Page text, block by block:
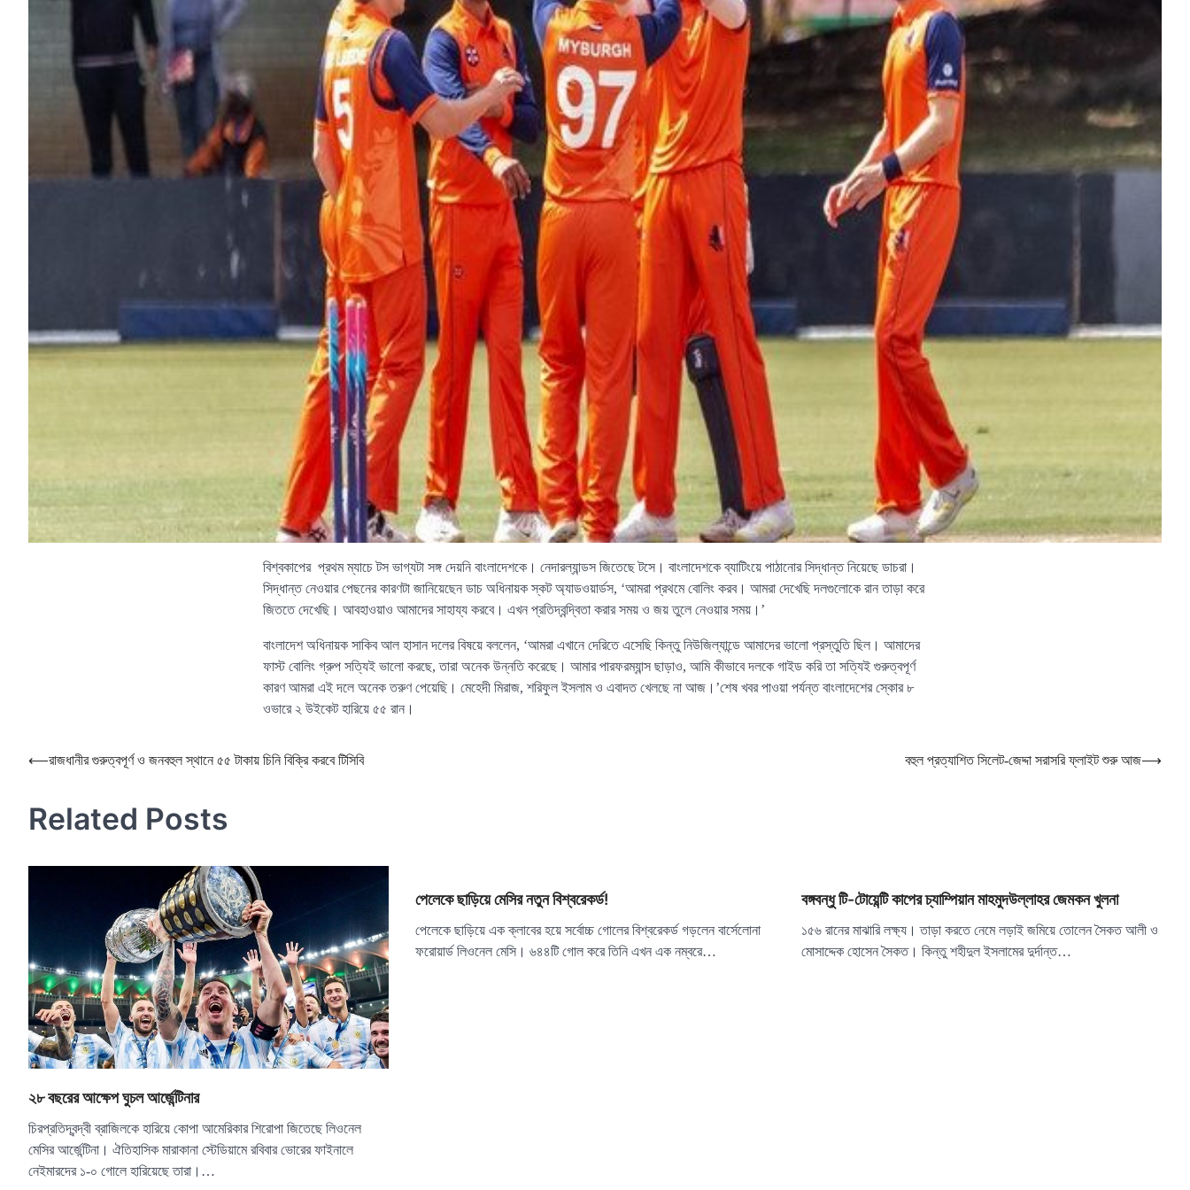
বিশ্বকাপের প্রথম ম্যাচে টস ভাগ্যটা সঙ্গ দেয়নি বাংলাদেশকে। নেদারল্যান্ডস জিতেছে টসে। বাংলাদেশকে ব্যাটিংয়ে পাঠানোর সিদ্ধান্ত নিয়েছে ডাচরা।
সিদ্ধান্ত নেওয়ার পেছনের কারণটা জানিয়েছেন ডাচ অধিনায়ক স্কট অ্যাডওয়ার্ডস, ‘আমরা প্রথমে বোলিং করব। আমরা দেখেছি দলগুলোকে রান তাড়া করে
জিততে দেখেছি। আবহাওয়াও আমাদের সাহায্য করবে। এখন প্রতিদ্বন্দ্বিতা করার সময় ও জয় তুলে নেওয়ার সময়।’
বাংলাদেশ অধিনায়ক সাকিব আল হাসান দলের বিষয়ে বললেন, ‘আমরা এখানে দেরিতে এসেছি কিন্তু নিউজিল্যান্ডে আমাদের ভালো প্রস্তুতি ছিল। আমাদের
ফাস্ট বোলিং গ্রুপ সত্যিই ভালো করছে, তারা অনেক উন্নতি করেছে। আমার পারফরম্যান্স ছাড়াও, আমি কীভাবে দলকে গাইড করি তা সত্যিই গুরুত্বপূর্ণ
কারণ আমরা এই দলে অনেক তরুণ পেয়েছি। মেহেদী মিরাজ, শরিফুল ইসলাম ও এবাদত খেলছে না আজ।’শেষ খবর পাওয়া পর্যন্ত বাংলাদেশের স্কোর ৮
ওভারে ২ উইকেট হারিয়ে ৫৫ রান।
Post
⟵রাজধানীর গুরুত্বপূর্ণ ও জনবহুল স্থানে ৫৫ টাকায় চিনি বিক্রি করবে টিসিবি বহুল প্রত্যাশিত সিলেট-জেদ্দা সরাসরি ফ্লাইট শুরু আজ⟶
Related Posts
২৮ বছরের আক্ষেপ ঘুচল আর্জেন্টিনার
চিরপ্রতিদ্বন্দ্বী ব্রাজিলকে হারিয়ে কোপা আমেরিকার শিরোপা জিতেছে লিওনেল
মেসির আর্জেন্টিনা। ঐতিহাসিক মারাকানা স্টেডিয়ামে রবিবার ভোরের ফাইনালে
নেইমারদের ১-০ গোলে হারিয়েছে তারা।…
পেলেকে ছাড়িয়ে মেসির নতুন বিশ্বরেকর্ড!
পেলেকে ছাড়িয়ে এক ক্লাবের হয়ে সর্বোচ্চ গোলের বিশ্বরেকর্ড গড়লেন বার্সেলোনা
ফরোয়ার্ড লিওনেল মেসি। ৬৪৪টি গোল করে তিনি এখন এক নম্বরে…
বঙ্গবন্ধু টি-টোয়েন্টি কাপের চ্যাম্পিয়ান মাহমুদউল্লাহর জেমকন খুলনা
১৫৬ রানের মাঝারি লক্ষ্য। তাড়া করতে নেমে লড়াই জমিয়ে তোলেন সৈকত আলী ও
মোসাদ্দেক হোসেন সৈকত। কিন্তু শহীদুল ইসলামের দুর্দান্ত…